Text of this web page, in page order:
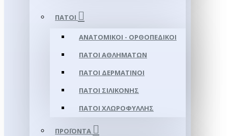
ΠΆΤΟΙ
ΑΝΑΤΟΜΙΚΟΊ - ΟΡΘΟΠΕΔΙΚΟΊ
ΠΆΤΟΙ ΑΘΛΗΜΆΤΩΝ
ΠΆΤΟΙ ΔΕΡΜΆΤΙΝΟΙ
ΠΆΤΟΙ ΣΙΛΙΚΌΝΗΣ
ΠΆΤΟΙ ΧΛΩΡΟΦΎΛΛΗΣ
ΠΡΟΪΌΝΤΑ